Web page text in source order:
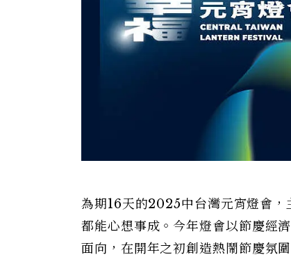
為期16天的2025中台灣元宵燈會，
都能心想事成。今年燈會以節慶經
面向，在開年之初創造熱鬧節慶氛圍